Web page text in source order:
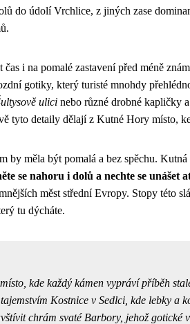
do údolí Vrchlice, z jiných zase
čas i na pomalé zastavení před méně
gotiky, který turisté mnohdy
ulici nebo různé drobné kapličky
tyto detaily dělají z Kutné Hory místo,
by měla být pomalá a bez spěchu.
se nahoru i dolů a nechte se unášet
měst střední Evropy. Stopy této
tu dýcháte.
kde každý kámen vypráví příběh
Kostnice v Sedlci, kde lebky
chrám svaté Barbory, jehož gotické